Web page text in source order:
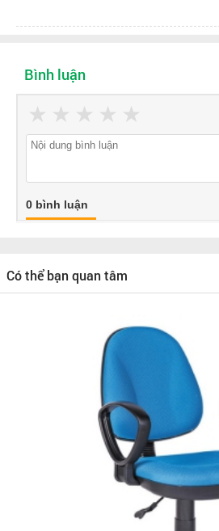
Bình luận
★
★
★
★
★
0 bình luận
Có thể bạn quan tâm